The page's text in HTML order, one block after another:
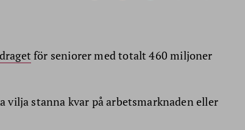
för seniorer med totalt 460 miljoner
vilja stanna kvar på arbetsmarknaden eller